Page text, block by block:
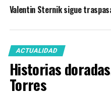
Valentin Sternik sigue
ACTUALIDAD
Historias
Torres